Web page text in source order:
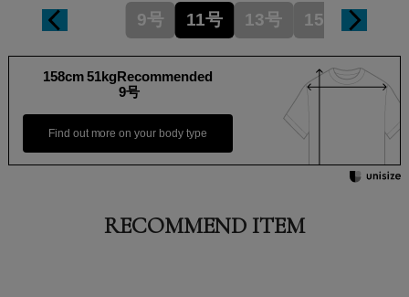
9号 11号 13号 15号
158cm 51kgRecommended
9号
Find out more on your body type
RECOMMEND ITEM